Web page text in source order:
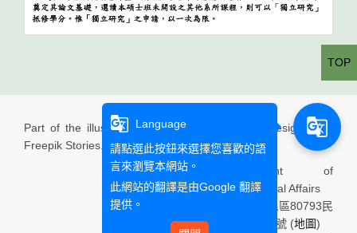
Part of the illustration used in this website is designed by
Freepik Stories.
Department of
International Affairs
高雄市三民區80793民
族一路900號 (地圖)
TOP
g_translate
Language
請點選此按鈕來選擇您喜歡的語
言來瀏覽本網站。
此網站的翻譯是由Google 翻譯
提供。
g_translate